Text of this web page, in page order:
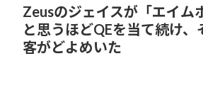
Zeusのジェイスが「エイム
と思うほどQEを当て続け、
客がどよめいた